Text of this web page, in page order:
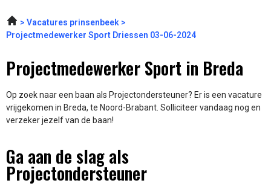
Vacatures prinsenbeek
Projectmedewerker Sport Driessen 03-06-2024
Projectmedewerker Sport in Breda
Op zoek naar een baan als Projectondersteuner? Er is een vacature
vrijgekomen in Breda, te Noord-Brabant. Solliciteer vandaag nog en
verzeker jezelf van de baan!
Ga aan de slag als
Projectondersteuner